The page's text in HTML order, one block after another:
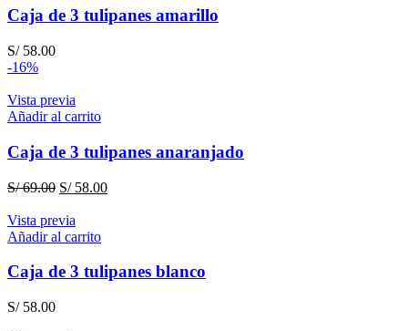
Caja de 3 tulipanes amarillo
S/58.00
-16%
Vista previa
Añadir al carrito
Caja de 3 tulipanes anaranjado
S/69.00 El
original
era:
S/58.00El
Vista previa
Añadir al carrito
Caja de 3 tulipanes blanco
S/58.00